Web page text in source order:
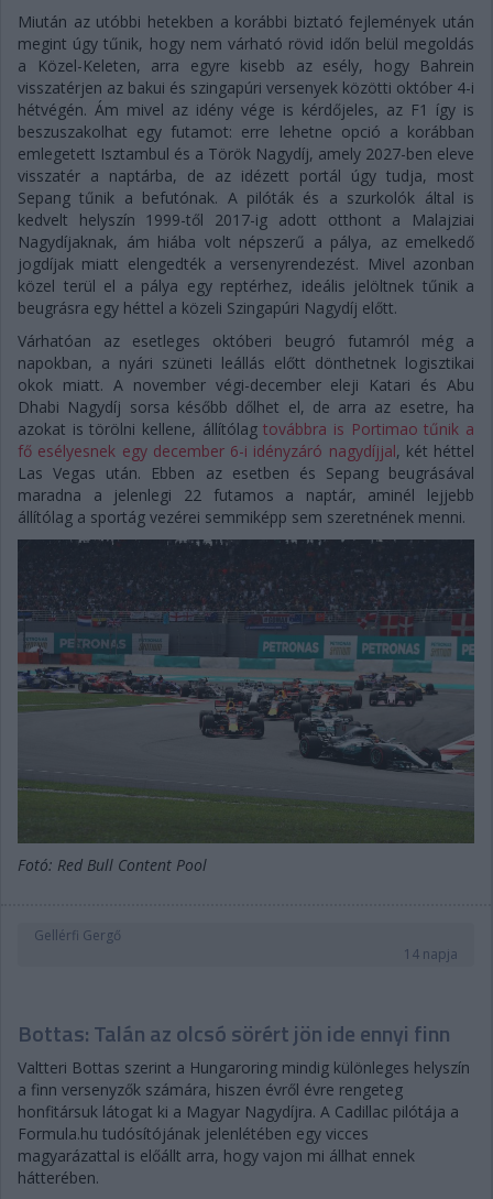
Miután az utóbbi hetekben a korábbi biztató fejlemények után
megint úgy tűnik, hogy nem várható rövid időn belül megoldás
a Közel-Keleten, arra egyre kisebb az esély, hogy Bahrein
visszatérjen az bakui és szingapúri versenyek közötti október 4-i
hétvégén. Ám mivel az idény vége is kérdőjeles, az F1 így is
beszuszakolhat egy futamot: erre lehetne opció a korábban
emlegetett Isztambul és a Török Nagydíj, amely 2027-ben eleve
visszatér a naptárba, de az idézett portál úgy tudja, most
Sepang tűnik a befutónak. A pilóták és a szurkolók által is
kedvelt helyszín 1999-től 2017-ig adott otthont a Malajziai
Nagydíjaknak, ám hiába volt népszerű a pálya, az emelkedő
jogdíjak miatt elengedték a versenyrendezést. Mivel azonban
közel terül el a pálya egy reptérhez, ideális jelöltnek tűnik a
beugrásra egy héttel a közeli Szingapúri Nagydíj előtt.
Várhatóan az esetleges októberi beugró futamról még a
napokban, a nyári szüneti leállás előtt dönthetnek logisztikai
okok miatt. A november végi-december eleji Katari és Abu
Dhabi Nagydíj sorsa később dőlhet el, de arra az esetre, ha
azokat is törölni kellene, állítólagtovábbra is Portimao tűnik a
fő esélyesnek egy december 6-i idényzáró nagydíjjal, két héttel
Las Vegas után. Ebben az esetben és Sepang beugrásával
maradna a jelenlegi 22 futamos a naptár, aminél lejjebb
állítólag a sportág vezérei semmiképp sem szeretnének menni.
Fotó: Red Bull Content Pool
Gellérfi Gergő
14 napja
Bottas: Talán az olcsó sörért jön ide ennyi finn
Valtteri Bottas szerint a Hungaroring mindig különleges helyszín
a finn versenyzők számára, hiszen évről évre rengeteg
honfitársuk látogat ki a Magyar Nagydíjra. A Cadillac pilótája a
Formula.hu tudósítójának jelenlétében egy vicces
magyarázattal is előállt arra, hogy vajon mi állhat ennek
hátterében.